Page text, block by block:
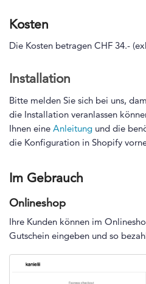
Kosten
Die Kosten betragen CHF 34.-
Installation
Bitte melden Sie sich bei uns,
die Installation veranlassen
Ihnen eine Anleitung und die
die Konfiguration in Shopify
Im Gebrauch
Onlineshop
Ihre Kunden können im
Gutschein eingeben und so